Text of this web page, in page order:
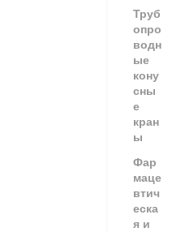
Труб
опро
водн
ые
кону
сны
е
кран
ы
Фар
маце
втич
еска
я и